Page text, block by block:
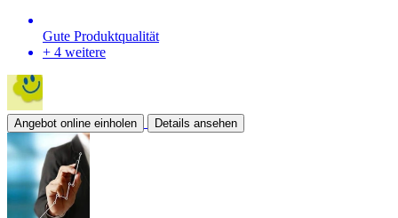
Gute Produktqualität
+ 4 weitere
Angebot online einholen Details ansehen